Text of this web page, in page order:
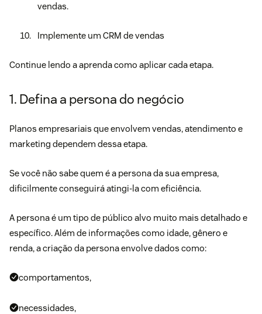
vendas.
Implemente um CRM de vendas
Continue lendo a aprenda como aplicar cada etapa.
1. Defina a persona do negócio
Planos empresariais que envolvem vendas, atendimento e
marketing dependem dessa etapa.
Se você não sabe quem é a persona da sua empresa,
dificilmente conseguirá atingi-la com eficiência.
A persona é um tipo de público alvo muito mais detalhado e
específico. Além de informações como idade, gênero e
renda, a criação da persona envolve dados como:
comportamentos,
necessidades,